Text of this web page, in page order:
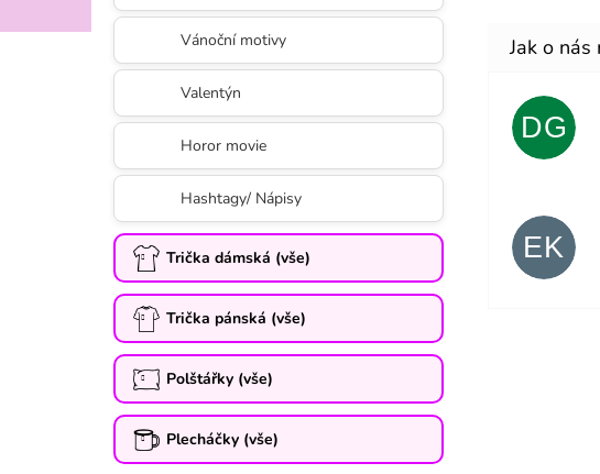
Vánoční motivy
Valentýn
Horor movie
Hashtagy/ Nápisy
Trička dámská (vše)
Trička pánská (vše)
Polštářky (vše)
Plecháčky (vše)
DG
EK